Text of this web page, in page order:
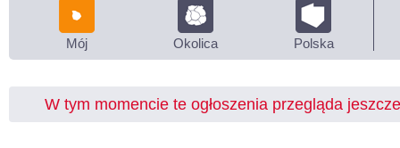
Mój Okolica Polska
W tym momencie te ogłoszenia przegląda